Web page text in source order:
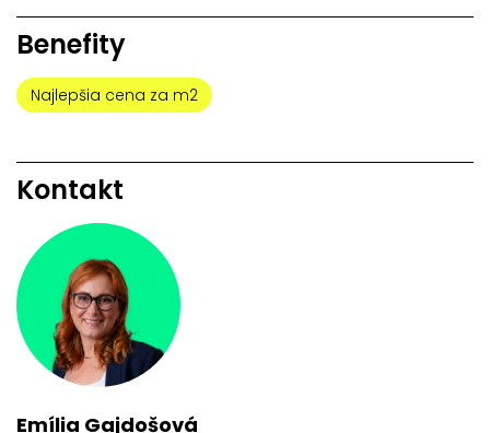
Benefity
Najlepšia cena za m2
Kontakt
Emília Gajdošová